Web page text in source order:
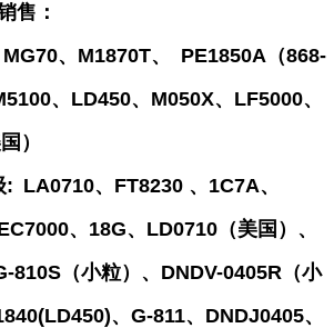
售：
MG70、 M1870T、 PE1850A （868-
、 LD450、 M050X、 LF5000、
）
: LA0710、 FT8230 、 1C7A、
、 18G、 LD0710 （美国）、
810S （小粒）、 DNDV-0405R （小
、 G-811、 DNDJ0405、